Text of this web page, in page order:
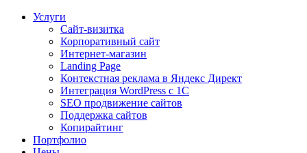
Услуги
Сайт-визитка
Корпоративный сайт
Интернет-магазин
Landing Page
Контекстная реклама в Яндекс Директ
Интеграция WordPress c 1C
SEO продвижение сайтов
Поддержка сайтов
Копирайтинг
Портфолио